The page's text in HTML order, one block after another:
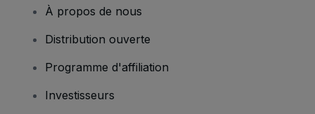
À propos de nous
Distribution ouverte
Programme d'affiliation
Investisseurs